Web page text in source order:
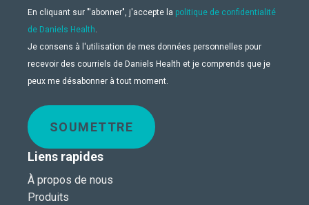
En cliquant sur "'abonner", j'accepte la politique de confidentialité
de Daniels Health.
Je consens à l'utilisation de mes données personnelles pour
recevoir des courriels de Daniels Health et je comprends que je
peux me désabonner à tout moment.
SOUMETTRE
Liens rapides
À propos de nous
Produits